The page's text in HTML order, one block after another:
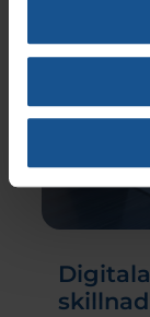
skillnad